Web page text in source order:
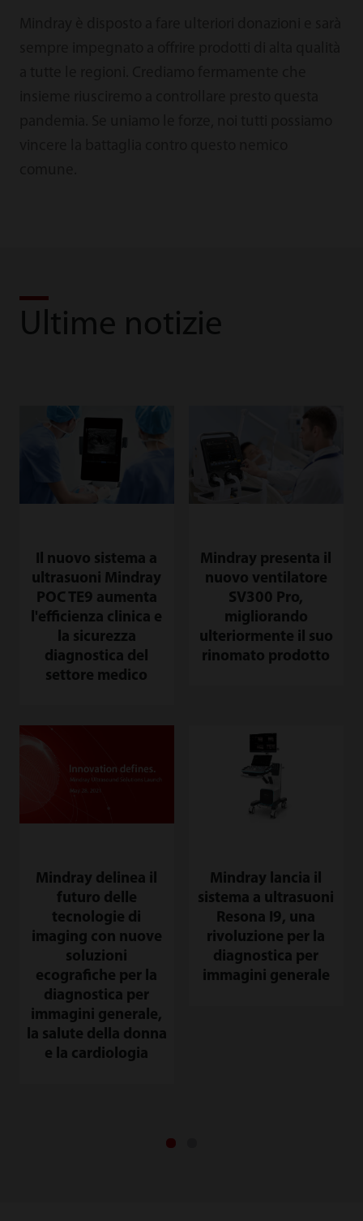
Ultime notizie
Il nuovo sistema a
ultrasuoni Mindray
POC TE9 aumenta
l'efficienza clinica e
la sicurezza
diagnostica del
settore medico
Mindray presenta il
nuovo ventilatore
SV300 Pro,
migliorando
ulteriormente il suo
rinomato prodotto
Mindray delinea il
futuro delle
tecnologie di
imaging con nuove
soluzioni
ecografiche per la
diagnostica per
immagini generale,
la salute della donna
e la cardiologia
Mindray lancia il
sistema a ultrasuoni
Resona I9, una
rivoluzione per la
diagnostica per
immagini generale